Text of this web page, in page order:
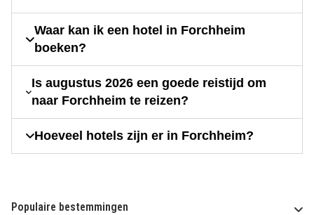
Waar kan ik een hotel in Forchheim
boeken?
Is augustus 2026 een goede reistijd om
naar Forchheim te reizen?
Hoeveel hotels zijn er in Forchheim?
Populaire bestemmingen